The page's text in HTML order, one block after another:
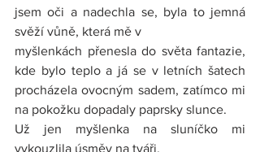
jsem oči a nadechla se, byla to jemná
svěží vůně, která mě v
myšlenkách přenesla do světa fantazie,
kde bylo teplo a já se v letních šatech
procházela ovocným sadem, zatímco mi
na pokožku dopadaly paprsky slunce.
Už jen myšlenka na sluníčko mi
vykouzlila úsměv na tváři.